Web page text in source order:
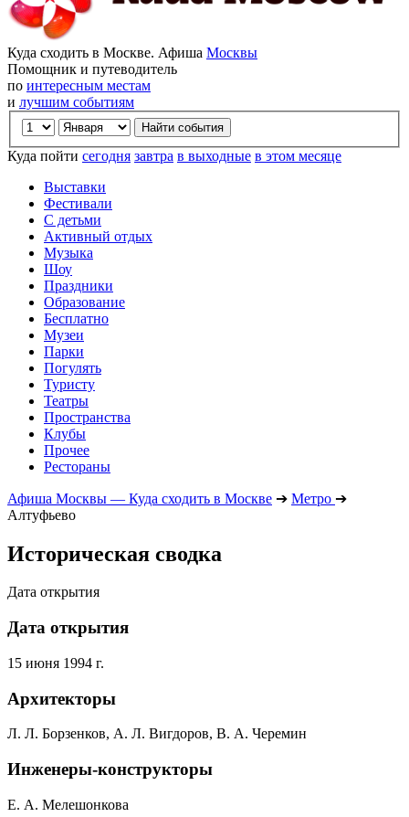
Куда сходить в Москве. Афиша Москвы
Помощник и путеводитель
по интересным местам
и лучшим событиям
Куда пойти сегодня завтра в выходные в этом месяце
Выставки
Фестивали
С детьми
Активный отдых
Музыка
Шоу
Праздники
Образование
Бесплатно
Музеи
Парки
Погулять
Туристу
Театры
Пространства
Клубы
Прочее
Рестораны
Афиша Москвы — Куда сходить в Москве ➔ Метро ➔
Алтуфьево
Историческая сводка
Дата открытия
Дата открытия
15 июня 1994 г.
Архитекторы
Л. Л. Борзенков, А. Л. Вигдоров, В. А. Черемин
Инженеры-конструкторы
Е. А. Мелешонкова